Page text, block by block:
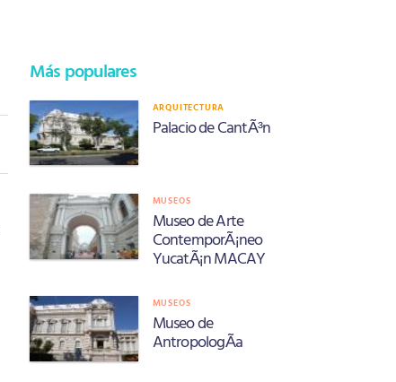
Más populares
ARQUITECTURA
Palacio de CantÃ³n
MUSEOS
Museo de Arte
ContemporÃ¡neo
YucatÃ¡n MACAY
MUSEOS
Museo de
AntropologÃ­a